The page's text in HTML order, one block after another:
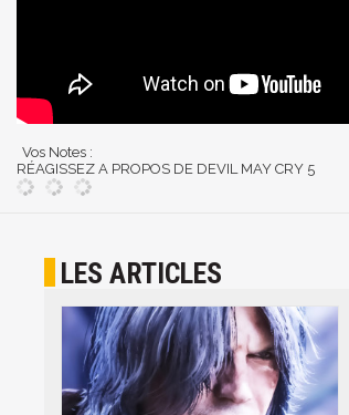
Vos Notes :
RÉAGISSEZ A PROPOS DE DEVIL MAY CRY 5
LES ARTICLES